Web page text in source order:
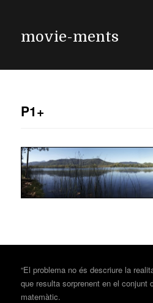
movie-ments
P1+
“El problema no és descriure la
que resulta sorprenent en el conjunt
matemàtic.